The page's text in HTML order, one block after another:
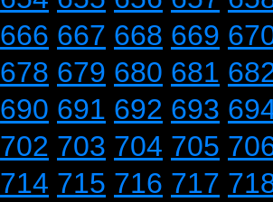
666 667 668 669
678 679 680 681
690 691 692 693
702 703 704 705
714 715 716 717